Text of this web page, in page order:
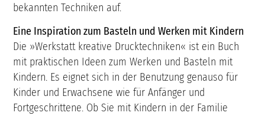
bekannten Techniken auf.
Eine Inspiration zum Basteln und Werken mit Kindern
Die »Werkstatt kreative Drucktechniken« ist ein Buch
mit praktischen Ideen zum Werken und Basteln mit
Kindern. Es eignet sich in der Benutzung genauso für
Kinder und Erwachsene wie für Anfänger und
Fortgeschrittene. Ob Sie mit Kindern in der Familie